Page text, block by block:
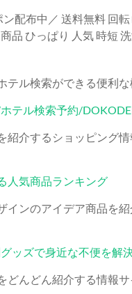
配布中／ 送料無料 回
品 ひっぱり 人気 時短
テル検索ができる便利
テル検索予約/
紹介するショッピング
人気商品ランキング
インのアイデア商品を
ッズで身近な不便を解決
どんどん紹介する情報サ